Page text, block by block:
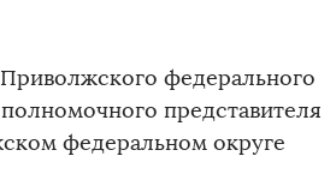
федерального
представителя
федеральном округе